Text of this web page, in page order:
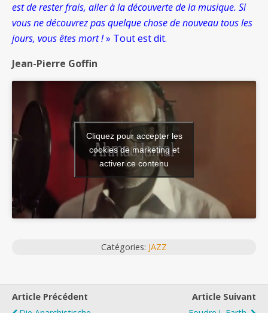
est de rester frais, aller à la découverte de la musique. Si
vous ne découvrez pas quelque chose de nouveau tous les
jours, vous êtes mort !» Tout est dit.
Jean-Pierre Goffin
Cliquez pour accepter les
cookies de marketing et
activer ce contenu
Catégories: JAZZ
Article Précédent
Article Suivant